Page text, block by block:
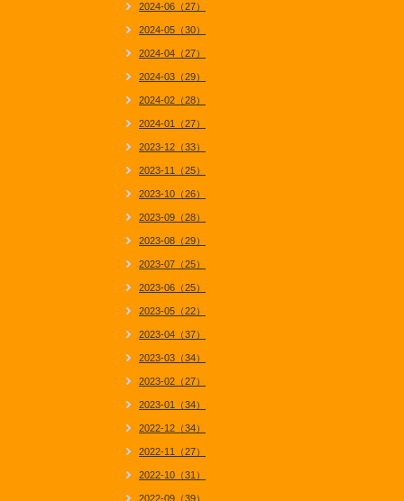
2024-06（27）
2024-05（30）
2024-04（27）
2024-03（29）
2024-02（28）
2024-01（27）
2023-12（33）
2023-11（25）
2023-10（26）
2023-09（28）
2023-08（29）
2023-07（25）
2023-06（25）
2023-05（22）
2023-04（37）
2023-03（34）
2023-02（27）
2023-01（34）
2022-12（34）
2022-11（27）
2022-10（31）
2022-09（39）